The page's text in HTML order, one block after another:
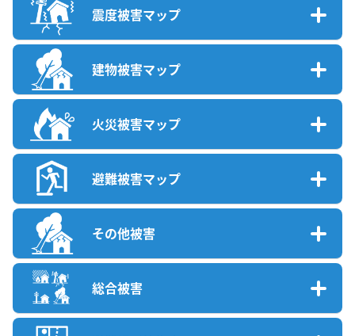
震度被害マップ
建物被害マップ
火災被害マップ
避難被害マップ
その他被害
総合被害